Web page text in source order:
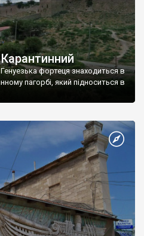
фортеця знаходиться в
пагорбі, який підноситься в